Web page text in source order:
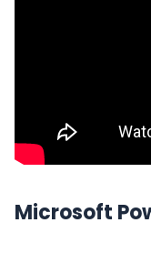
Microsoft